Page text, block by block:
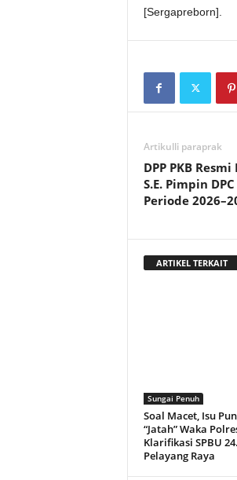
[Sergapreborn].
Artikulli paraprak
DPP PKB
S.E. Pimpin
Periode
ARTIKEL TERKAIT
Sungai Penuh
Soal Macet, Isu
“Jatah” Waka
Klarifikasi SPBU
Pelayang Raya